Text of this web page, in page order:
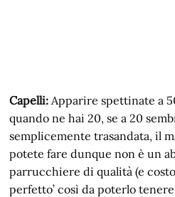
Capelli: Apparire spettinate a
quando ne hai 20, se a 20
semplicemente trasandata, il
potete fare dunque non è un
parrucchiere di qualità (e
perfetto’ così da poterlo